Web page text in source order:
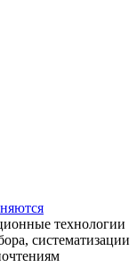
технологии
систематизации